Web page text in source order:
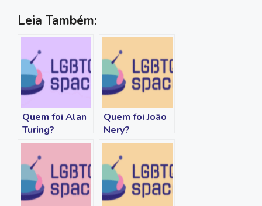
c
e
b
o
o
k
i
t
e
r
p
y
L
n
k
t
s
A
p
p
e
g
r
a
m
i
l
Leia Também:
Quem foi Alan
Turing?
Quem foi João
Nery?